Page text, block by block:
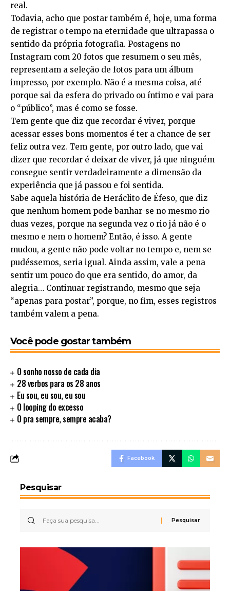
real.
Todavia, acho que postar também é, hoje, uma forma
de registrar o tempo na eternidade que ultrapassa o
sentido da própria fotografia. Postagens no
Instagram com 20 fotos que resumem o seu mês,
representam a seleção de fotos para um álbum
impresso, por exemplo. Não é a mesma coisa, até
porque sai da esfera do privado ou íntimo e vai para
o “público”, mas é como se fosse.
Tem gente que diz que recordar é viver, porque
acessar esses bons momentos é ter a chance de ser
feliz outra vez. Tem gente, por outro lado, que vai
dizer que recordar é deixar de viver, já que ninguém
consegue sentir verdadeiramente a dimensão da
experiência que já passou e foi sentida.
Sabe aquela história de Heráclito de Éfeso, que diz
que nenhum homem pode banhar-se no mesmo rio
duas vezes, porque na segunda vez o rio já não é o
mesmo e nem o homem? Então, é isso. A gente
mudou, a gente não pode voltar no tempo e, nem se
pudéssemos, seria igual. Ainda assim, vale a pena
sentir um pouco do que era sentido, do amor, da
alegria… Continuar registrando, mesmo que seja
“apenas para postar”, porque, no fim, esses registros
também valem a pena.
Você pode gostar também
O sonho nosso de cada dia
28 verbos para os 28 anos
Eu sou, eu sou, eu sou
O looping do excesso
O pra sempre, sempre acaba?
Facebook
Pesquisar